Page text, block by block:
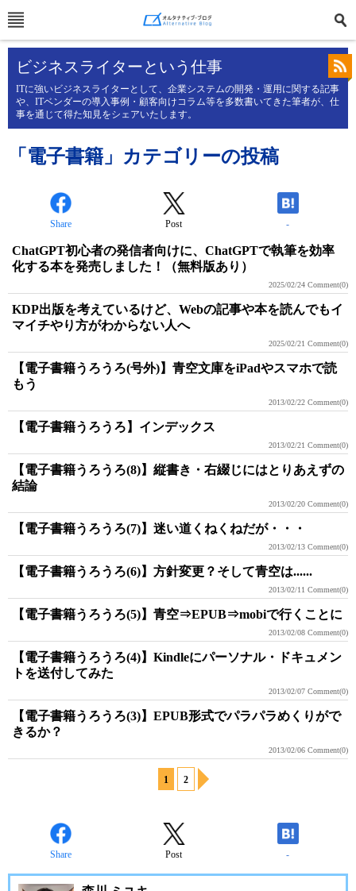
ビジネスライターという仕事
ITに強いビジネスライターとして、企業システムの開発・運用に関する記事
や、ITベンダーの導入事例・顧客向けコラム等を多数書いてきた筆者が、仕
事を通じて得た知見をシェアいたします。
「電子書籍」カテゴリーの投稿
Share Post -
ChatGPT初心者の発信者向けに、ChatGPTで執筆を効率
化する本を発売しました！（無料版あり）
2025/02/24 Comment(0)
KDP出版を考えているけど、Webの記事や本を読んでもイ
マイチやり方がわからない人へ
2025/02/21 Comment(0)
【電子書籍うろうろ(号外)】青空文庫をiPadやスマホで読
もう
2013/02/22 Comment(0)
【電子書籍うろうろ】インデックス
2013/02/21 Comment(0)
【電子書籍うろうろ(8)】縦書き・右綴じにはとりあえずの
結論
2013/02/20 Comment(0)
【電子書籍うろうろ(7)】迷い道くねくねだが・・・
2013/02/13 Comment(0)
【電子書籍うろうろ(6)】方針変更？そして青空は......
2013/02/11 Comment(0)
【電子書籍うろうろ(5)】青空⇒EPUB⇒mobiで行くことに
2013/02/08 Comment(0)
【電子書籍うろうろ(4)】Kindleにパーソナル・ドキュメン
トを送付してみた
2013/02/07 Comment(0)
【電子書籍うろうろ(3)】EPUB形式でパラパラめくりがで
きるか？
2013/02/06 Comment(0)
1 2
Share Post -